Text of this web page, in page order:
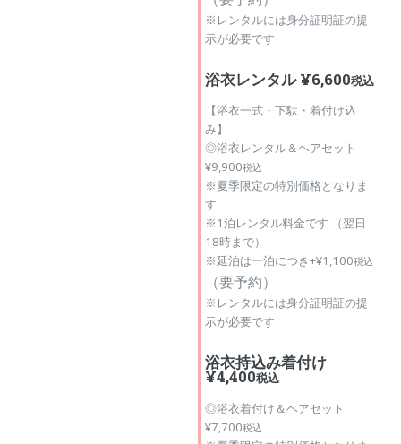
※レンタルには身分証明証の提
示が必要です
浴衣レンタル ¥6,600税込
【浴衣一式・下駄・着付け込
み】
◎浴衣レンタル＆ヘアセット
¥9,900税込
※夏季限定の特別価格となりま
す
※1泊レンタル料金です （翌日
18時まで）
※延泊は一泊につき+¥1,100税込
（要予約）
※レンタルには身分証明証の提
示が必要です
浴衣持込み着付け
¥4,400税込
◎浴衣着付け＆ヘアセット
¥7,700税込